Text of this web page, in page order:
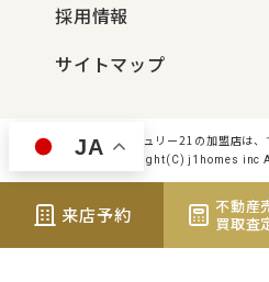
採用情報
サイトマップ
センチュリー21の加盟店は
Copyright(C) j1homes inc
来店予約
不動産
買取査
JA